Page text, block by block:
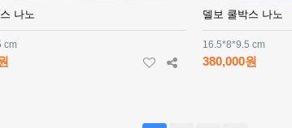
나노
cm
델보 쿨박스 나노
16.5*8*9.5 cm
380,000원